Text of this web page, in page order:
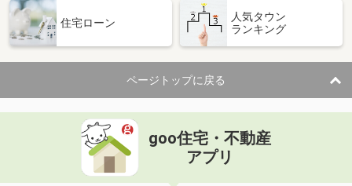
住宅ローン
人気タウン
ランキング
ページトップに戻る
goo住宅・不動産
アプリ